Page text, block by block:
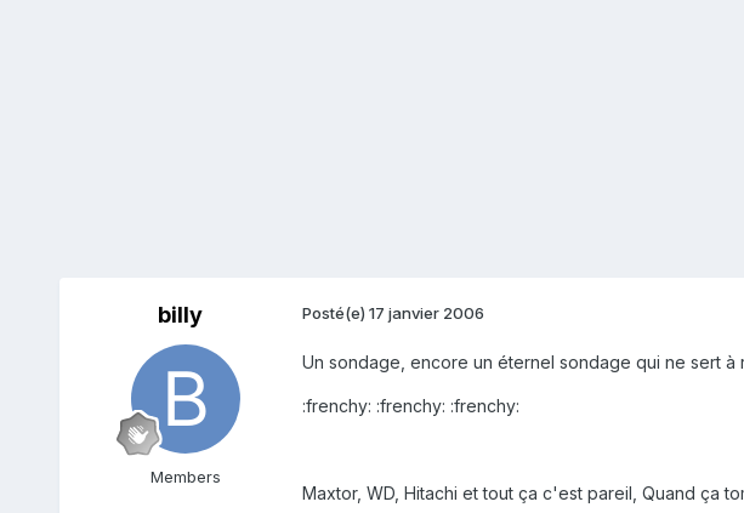
billy
Members
Posté(e) 17 janvier 2006
Un sondage, encore un éternel sondage qui ne sert à
:frenchy: :frenchy: :frenchy:
Maxtor, WD, Hitachi et tout ça c'est pareil, Quand ça